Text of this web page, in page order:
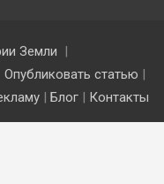
Земли
Опубликовать статью |
| Блог | Контакты